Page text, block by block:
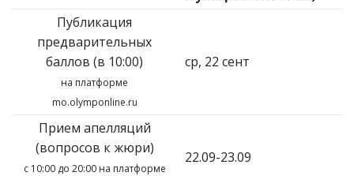
Публикация
предварительных
баллов (в 10:00)
на платформе
mo.olymponline.ru
ср, 22 сент
Прием апелляций
(вопросов к жюри)
с 10:00 до 20:00 на платформе
22.09-23.09